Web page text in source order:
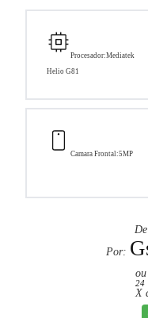
Procesador:Mediatek
Helio G81
Camara Frontal:5MP
Por:
ou
24
X